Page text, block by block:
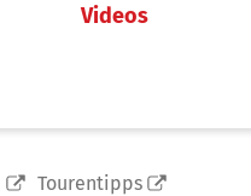
Videos
Tourentipps